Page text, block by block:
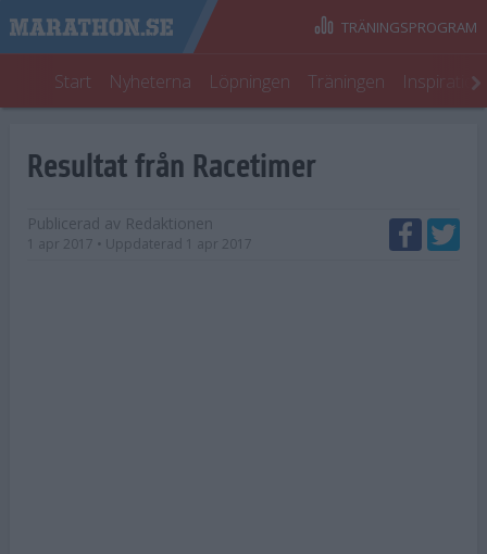
Start Nyheterna Löpningen Träningen
TRÄNINGSPROGRAM
Resultat från Racetimer
Publicerad av Redaktionen
1 apr 2017 • Uppdaterad 1 apr 2017